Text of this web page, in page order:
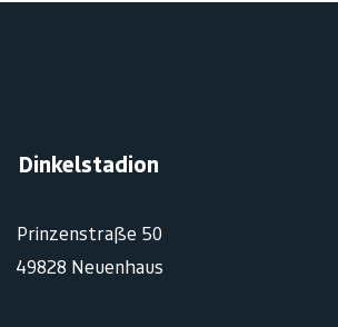
Dinkelstadion
Prinzenstraße 50
49828 Neuenhaus